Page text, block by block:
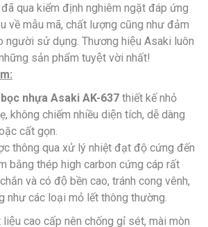
đã qua kiểm định nghiêm ngặt đáp ứng
về mẫu mã, chất lượng cũng như đảm
người sử dụng. Thương hiệu Asaki luôn
sản phẩm tuyệt vời nhất!
nhựa Asaki AK-637 thiết kế nhỏ
không chiếm nhiều diện tích, dễ dàng
cất gọn.
thông qua xử lý nhiệt đạt độ cứng đến
bằng thép high carbon cứng cáp rất
và có độ bền cao, tránh cong vênh,
như các loại mỏ lết thông thường.
cao cấp nên chống gỉ sét, mài mòn